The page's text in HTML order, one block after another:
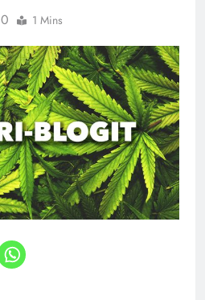
0 1 Mins